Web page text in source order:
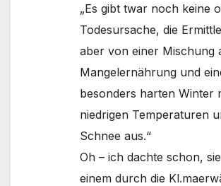
„Es gibt twar noch keine
Todesursache, die
aber von einer Mischung
Mangelernährung und
besonders harten Winter
niedrigen Temperaturen
Schnee aus.“
Oh – ich dachte schon,
einem durch die